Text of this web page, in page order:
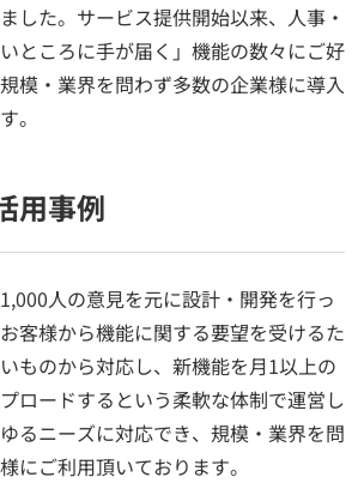
した。サービス提供開始以来、人事・
ところに手が届く」機能の数々にご好
模・業界を問わず多数の企業様に導入
。
用事例
人の意見を元に設計・開発を行っ
客様から機能に関する要望を受けるた
ものから対応し、新機能を月1以上の
ロードするという柔軟な体制で運営し
るニーズに対応でき、規模・業界を問
にご利用頂いております。